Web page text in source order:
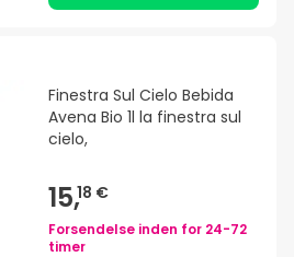
Finestra Sul Cielo Bebida
Avena Bio 1l la finestra sul
cielo,
15,18 €
Forsendelse inden for 24-72
timer